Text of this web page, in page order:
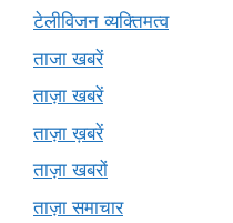
टेलीविजन व्यक्तिमत्व
ताजा खबरें
ताज़ा खबरें
ताज़ा ख़बरें
ताज़ा खबरों
ताज़ा समाचार